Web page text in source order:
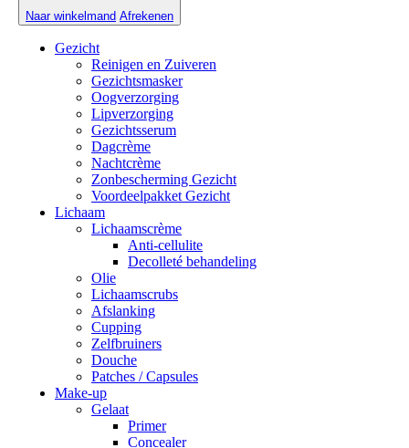
Naar winkelmand Afrekenen
Gezicht
Reinigen en Zuiveren
Gezichtsmasker
Oogverzorging
Lipverzorging
Gezichtsserum
Dagcrème
Nachtcrème
Zonbescherming Gezicht
Voordeelpakket Gezicht
Lichaam
Lichaamscrème
Anti-cellulite
Decolleté behandeling
Olie
Lichaamscrubs
Afslanking
Cupping
Zelfbruiners
Douche
Patches / Capsules
Make-up
Gelaat
Primer
Concealer